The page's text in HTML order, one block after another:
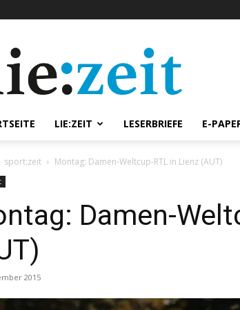
LIE:ZEIT LESERBRIEFE E-
sport:zeit Montag: Damen-Weltcup-RTL in Lienz (AUT)
Damen-
2015